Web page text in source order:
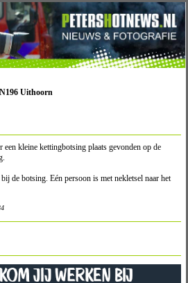
Uithoorn
kleine kettingbotsing plaats gevonden op de
de botsing. Eén persoon is met nekletsel naar het